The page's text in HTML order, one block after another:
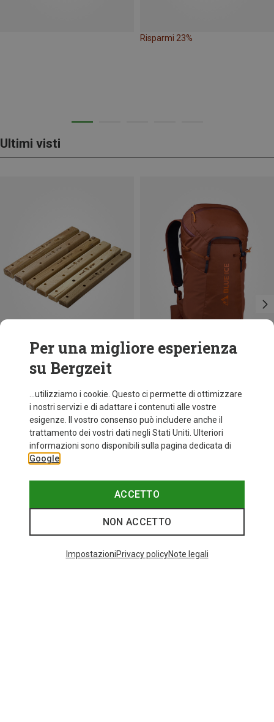
Risparmi 23%
Ultimi visti
Risparmi 23%
Per una migliore esperienza
su Bergzeit
...utilizziamo i cookie. Questo ci permette di ottimizzare
i nostri servizi e di adattare i contenuti alle vostre
esigenze. Il vostro consenso può includere anche il
trattamento dei vostri dati negli Stati Uniti. Ulteriori
informazioni sono disponibili sulla pagina dedicata di
Google
ACCETTO
NON ACCETTO
ImpostazioniPrivacy policyNote legali